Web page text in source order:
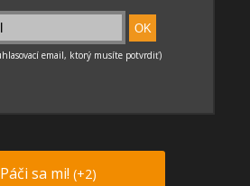
Páči sa mi! (+2)